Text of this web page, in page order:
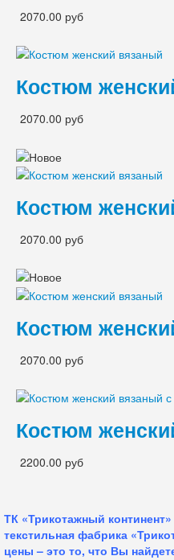
2070.00 руб
Костюм
2070.00 руб
Костюм
2070.00 руб
Костюм
2070.00 руб
Костюм
2200.00 руб
ТК «Трикотажный
текстильная фабрика
цены – это то, что Вы